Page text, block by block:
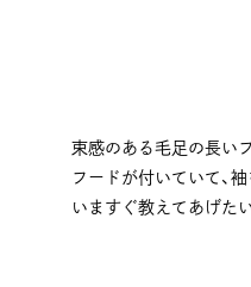
束感のある毛足の長い
フードが付いていて、
いますぐ教えてあげたい